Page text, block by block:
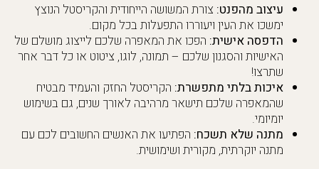
עיצוב מהפנט: צורת המשושה הייחודית והקריסטל הנוצץ
ימשכו את העין ויעוררו התפעלות בכל מקום.
הדפסה אישית: הפכו את המאפרה שלכם לייצוג מושלם של
האישיות והסגנון שלכם – תמונה, לוגו, ציטוט או כל דבר אחר
שתרצו!
איכות בלתי מתפשרת: הקריסטל החזק והעמיד מבטיח
שהמאפרה שלכם תישאר מרהיבה לאורך שנים, גם בשימוש
יומיומי.
מתנה שלא תשכח: הפתיעו את האנשים החשובים לכם עם
מתנה יוקרתית, מקורית ושימושית.